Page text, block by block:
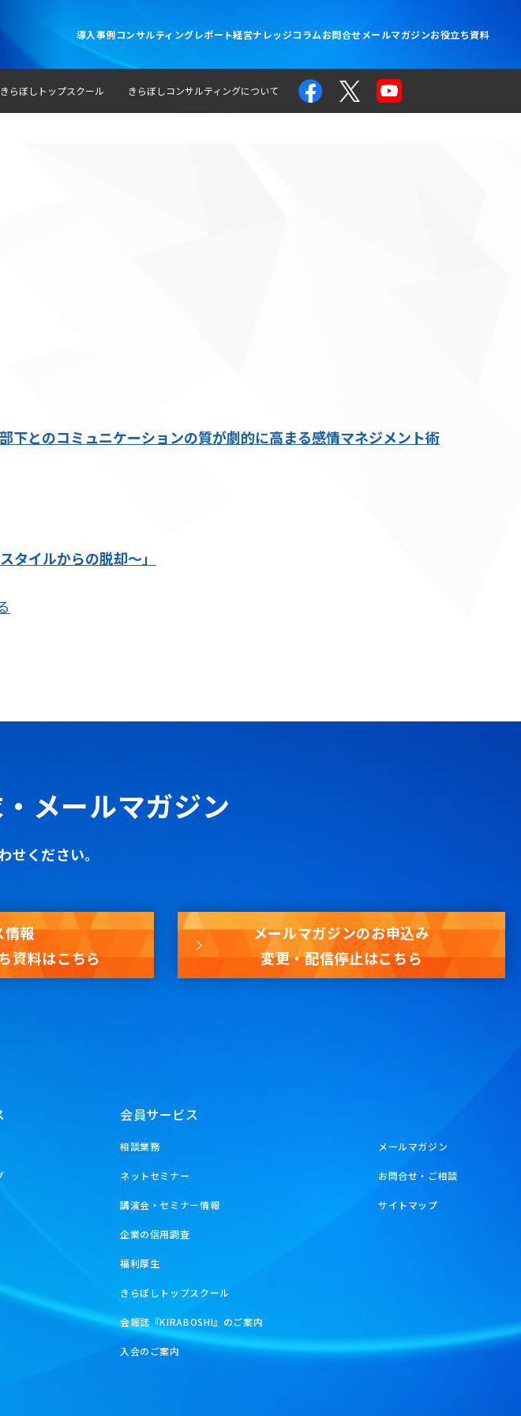
導入事例コンサルティングレポート経営ナレッジコラムお問合せメールマガジンお役立ち資料
きらぼしトップスクール きらぼしコンサルティングについて
とのコミュニケーションの質が劇的に高まる感情マネジメント術
タイルからの脱却～」
メールマガジン
せください。
情報
資料はこちら
メールマガジンのお申込み
変更・配信停止はこちら
会員サービス
相談業務
ネットセミナー
講演会・セミナー情報
企業の信用調査
福利厚生
きらぼしトップスクール
会報誌『KIRABOSHI』のご案内
入会のご案内
メールマガジン
お問合せ・ご相談
サイトマップ